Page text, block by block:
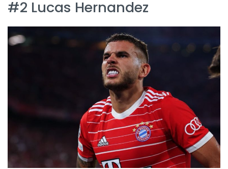
#2 Lucas Hernandez